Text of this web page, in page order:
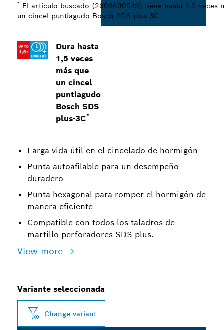
Dura hasta
1,5 veces
más que
un cincel
puntiagudo
Bosch SDS
plus-3C*
Larga vida útil en el cincelado de hormigón
Punta autoafilable para un desempeño
duradero
Punta hexagonal para romper el hormigón de
manera eficiente
Compatible con todos los taladros de
martillo perforadores SDS plus.
View more
* El artículo buscado (2608690549) tiene hasta 1,5 veces
un cincel puntiagudo Bosch SDS plus-3C
Variante seleccionada
Change variant